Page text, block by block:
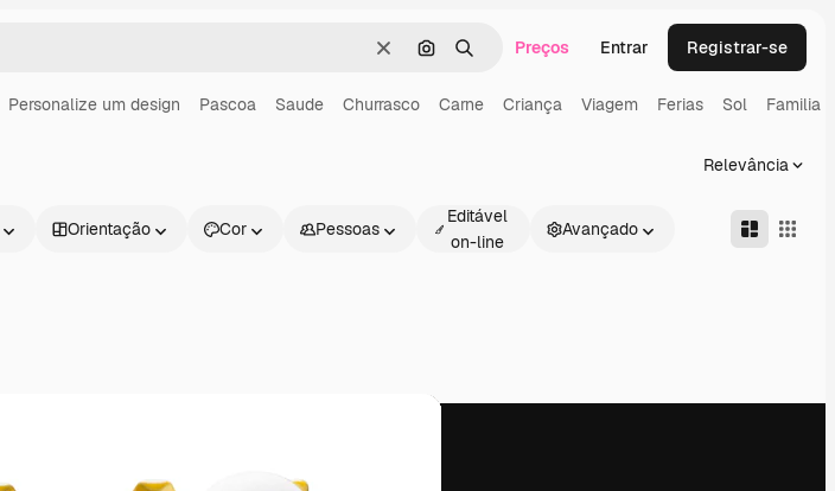
LimparPesquisar por imagem
BuscarPreços Entrar Registrar-se
Personalize um design Pascoa Saude Churrasco Carne Criança Viagem Ferias Sol Familia
Relevância
Orientação Cor Pessoas
Editável
on-line
Avançado